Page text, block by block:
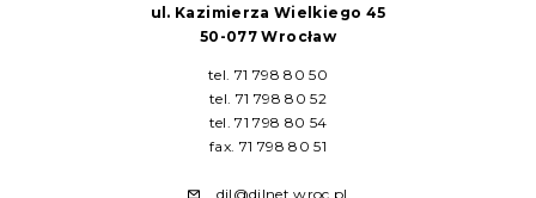
ul. Kazimierza Wielkiego 45
50-077 Wrocław
tel. 71 798 80 50
tel. 71 798 80 52
tel. 71 798 80 54
fax. 71 798 80 51
dil@dilnet.wroc.pl